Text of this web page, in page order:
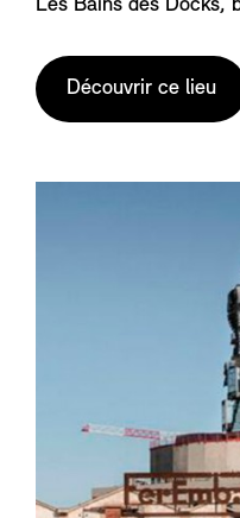
Les Bains des Docks,
Découvrir ce lieu